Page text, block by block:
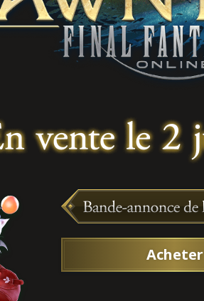
Acheter